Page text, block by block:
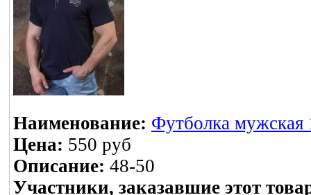
Наименование: Футболка мужская
Цена: 550 руб
Описание: 48-50
Участники, заказавшие этот